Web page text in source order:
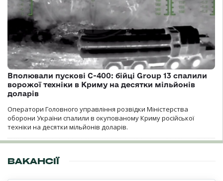
Вполювали пускові С-400: бійці Group 13 спалили
ворожої техніки в Криму на десятки мільйонів
доларів
Оператори Головного управління розвідки Міністерства
оборони України спалили в окупованому Криму російської
техніки на десятки мільйонів доларів.
ВАКАНСІЇ